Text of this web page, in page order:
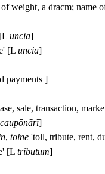
weight, a dracm; name
uncia]
[L uncia]
payments ]
sale, transaction,
caupōnārī]
, tolne 'toll, tribute, rent,
[L tributum]